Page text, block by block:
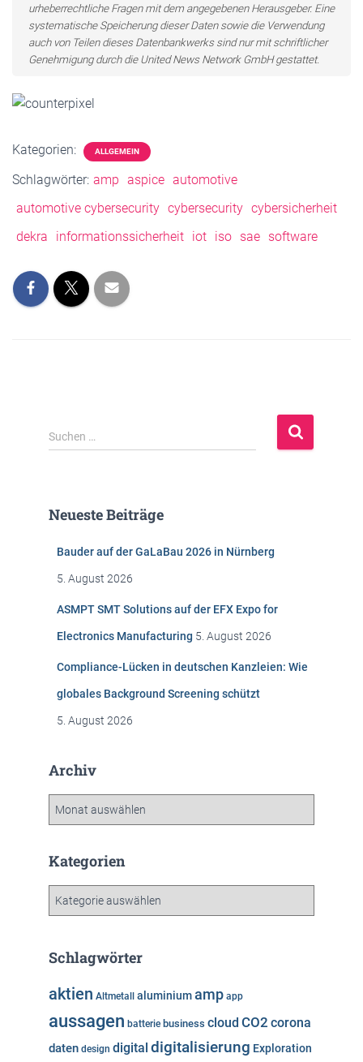
urheberrechtliche Fragen mit dem angegebenen Herausgeber. Eine
systematische Speicherung dieser Daten sowie die Verwendung
auch von Teilen dieses Datenbankwerks sind nur mit schriftlicher
Genehmigung durch die United News Network GmbH gestattet.
Kategorien: ALLGEMEIN
Schlagwörter: amp aspice automotive
automotive cybersecurity cybersecurity cybersicherheit
dekra
informationssicherheit iot iso sae software
S
u
n
Suchen …
Neueste Beiträge
Bauder auf der GaLaBau 2026 in Nürnberg
5. August 2026
ASMPT SMT Solutions auf der EFX Expo for
Electronics Manufacturing 5. August 2026
Compliance-Lücken in deutschen Kanzleien: Wie
globales Background Screening schützt
5. August 2026
Archiv
h
Kategorien
g
r
i
n
Schlagwörter
aktien Altmetall aluminiumamp app
aussagen batterie business cloud CO2 corona
daten design digital digitalisierung Exploration